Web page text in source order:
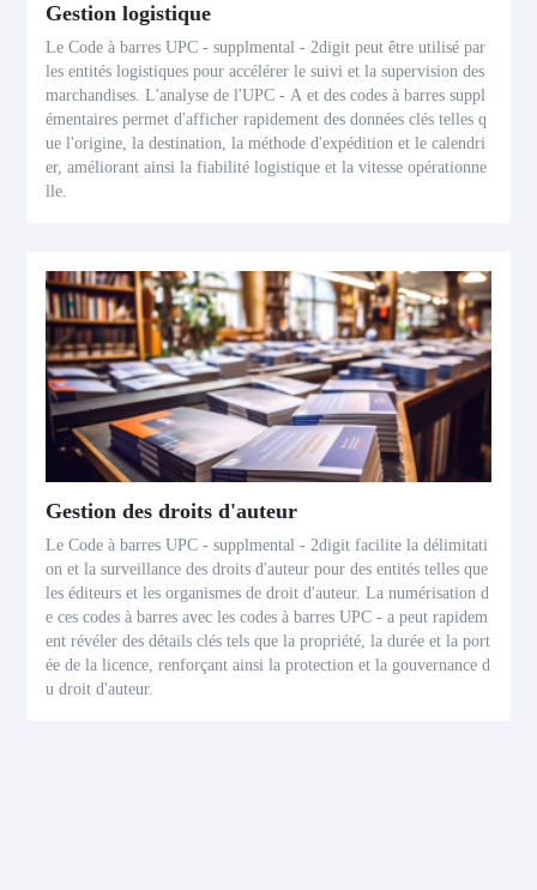
Gestion logistique
Le Code à barres UPC - supplmental - 2digit peut être utilisé par
les entités logistiques pour accélérer le suivi et la supervision des
marchandises. L'analyse de l'UPC - A et des codes à barres suppl
émentaires permet d'afficher rapidement des données clés telles q
ue l'origine, la destination, la méthode d'expédition et le calendri
er, améliorant ainsi la fiabilité logistique et la vitesse opérationne
lle.
Gestion des droits d'auteur
Le Code à barres UPC - supplmental - 2digit facilite la délimitati
on et la surveillance des droits d'auteur pour des entités telles que
les éditeurs et les organismes de droit d'auteur. La numérisation d
e ces codes à barres avec les codes à barres UPC - a peut rapidem
ent révéler des détails clés tels que la propriété, la durée et la port
ée de la licence, renforçant ainsi la protection et la gouvernance d
u droit d'auteur.